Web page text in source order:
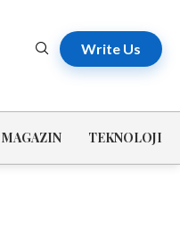
Write Us
MAGAZIN TEKNOLOJI